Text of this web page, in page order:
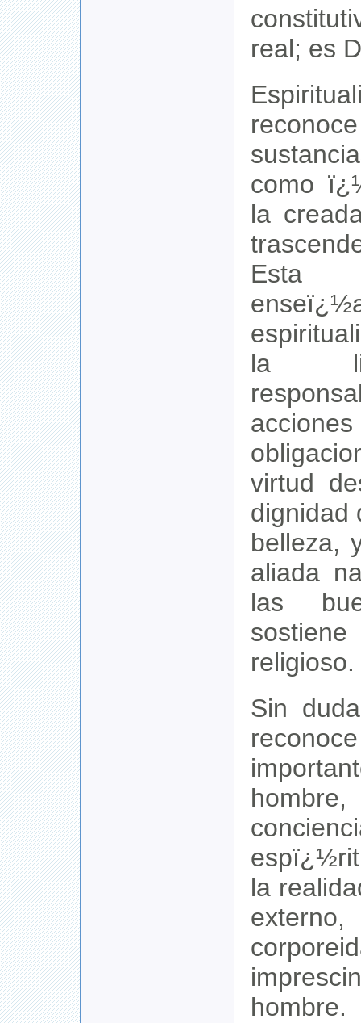
real; es
como
la
Esta
la
virtud
dignidad
belleza,
aliada
las
religioso.
Sin
la
hombre.